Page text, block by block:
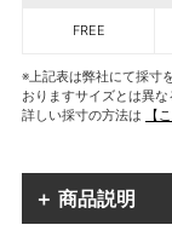
FREE
※上記表は弊社にて採寸
おりますサイズとは異な
詳しい採寸の方法は
【
＋ 商品説明